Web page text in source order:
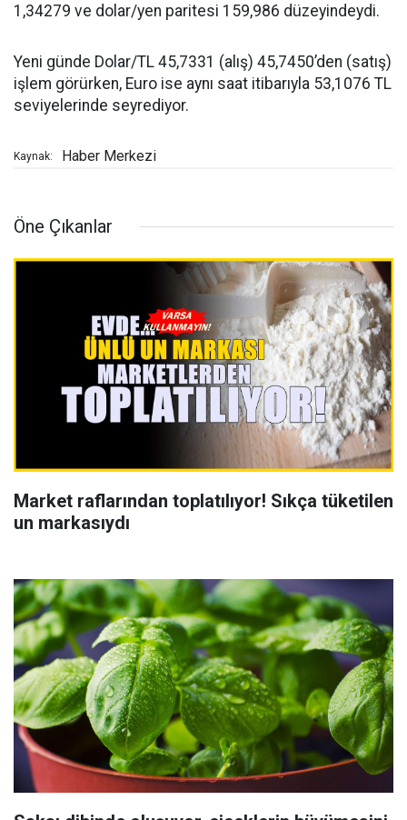
1,34279 ve dolar/yen paritesi 159,986 düzeyindeydi.
Yeni günde Dolar/TL 45,7331 (alış) 45,7450’den (satış)
işlem görürken, Euro ise aynı saat itibarıyla 53,1076 TL
seviyelerinde seyrediyor.
Kaynak: Haber Merkezi
Öne Çıkanlar
Market raflarından toplatılıyor! Sıkça tüketilen
un markasıydı